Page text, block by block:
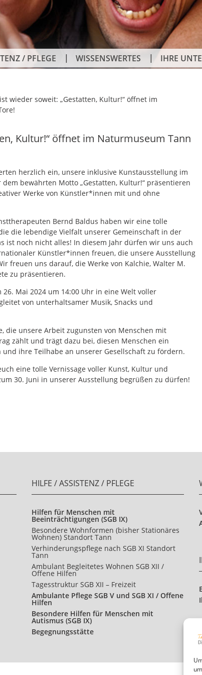
/ PFLEGE WISSENSWERTES IHRE
wieder soweit: „Gestatten, Kultur!“ öffnet im
Kultur!“ öffnet im Naturmuseum Tann
herzlich ein, unsere inklusive Kunstausstellung im
bewährten Motto „Gestatten, Kultur!“ präsentieren
Werke von Künstler*innen mit und ohne
Bernd Baldus haben wir eine tolle
die lebendige Vielfalt unserer Gemeinschaft in der
ist noch nicht alles! In diesem Jahr dürfen wir uns auch
Künstler*innen freuen, die unsere Ausstellung
freuen uns darauf, die Werke von Kalchie, Walter M.
zu präsentieren.
Mai 2024 um 14:00 Uhr in eine Welt voller
von unterhaltsamer Musik, Snacks und
die unsere Arbeit zugunsten von Menschen mit
zählt und trägt dazu bei, diesen Menschen ein
ihre Teilhabe an unserer Gesellschaft zu fördern.
eine tolle Vernissage voller Kunst, Kultur und
30. Juni in unserer Ausstellung begrüßen zu dürfen!
HILFE / ASSISTENZ / PFLEGE
Hilfen für Menschen mit
Beeinträchtigungen (SGB IX)
Besondere Wohnformen (bisher Stationäres
Wohnen) Standort Tann
Verhinderungspflege nach SGB XI Standort
Tann
Ambulant Begleitetes Wohnen SGB XII /
Offene Hilfen
Tagesstruktur SGB XII – Freizeit
Ambulante Pflege SGB V und SGB XI / Offene
Hilfen
Besondere Hilfen für Menschen mit
Autismus (SGB IX)
Begegnungsstätte